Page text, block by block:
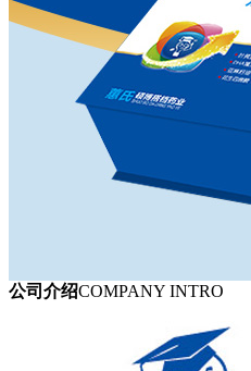
公司介绍COMPANY INTRO